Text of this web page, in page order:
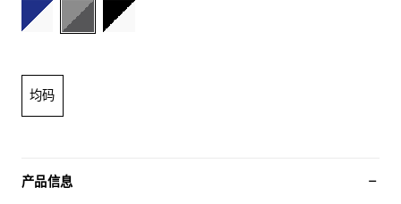
均码
产品信息